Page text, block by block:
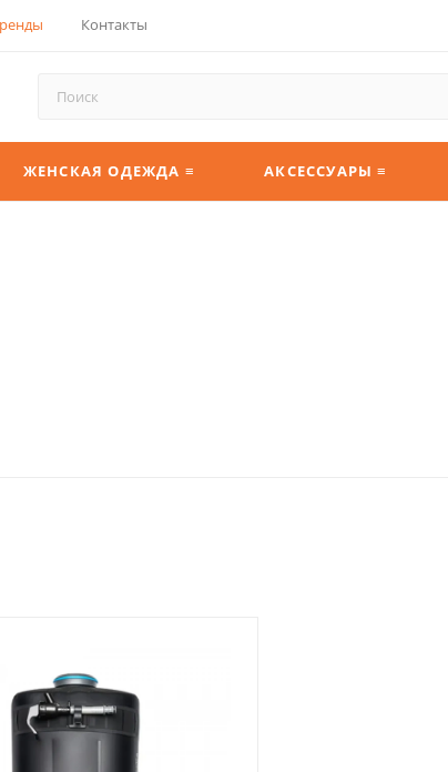
Контакты
ЖЕНСКАЯ ОДЕЖДА ≡ АКСЕССУАРЫ ≡